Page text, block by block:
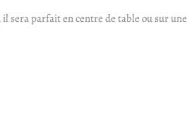
sera parfait en centre de table ou sur une